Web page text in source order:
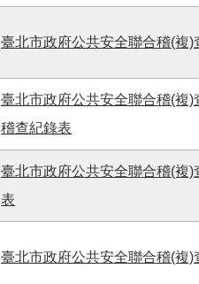
臺北市政府公共安全聯合稽(複
臺北市政府公共安全聯合稽(複
稽查紀錄表
臺北市政府公共安全聯合稽(複
表
臺北市政府公共安全聯合稽(複